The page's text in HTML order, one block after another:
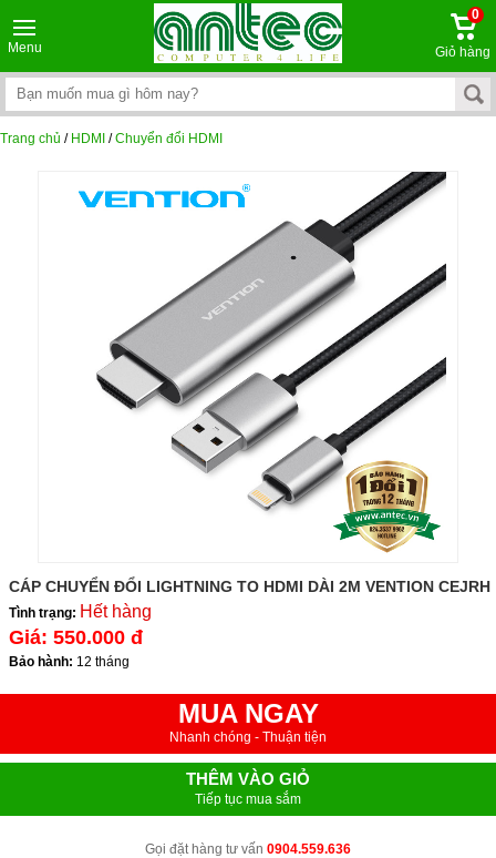
Menu
0
Giỏ hàng
Trang chủ / HDMI /Chuyển đổi HDMI
CÁP CHUYỂN ĐỔI LIGHTNING TO HDMI DÀI 2M VENTION CEJRH
Tình trạng: Hết hàng
Giá: 550.000 đ
Bảo hành: 12 tháng
MUA NGAY
Nhanh chóng - Thuận tiện
THÊM VÀO GIỎ
Tiếp tục mua sắm
Gọi đặt hàng tư vấn 0904.559.636